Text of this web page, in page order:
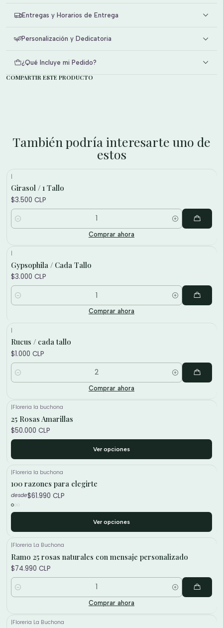
Entregas y Horarios de Entrega
Personalización y Dedicatoria
¿Qué Incluye mi Pedido?
COMPARTIR ESTE PRODUCTO
También podría interesarte uno de
estos
|
Girasol / 1 Tallo
$3.500 CLP
Cantidad
Comprar ahora
|
Gypsophila / Cada Tallo
$3.000 CLP
Cantidad
Comprar ahora
|
Rucus / cada tallo
$1.000 CLP
Cantidad
Comprar ahora
|Floreria la buchona
25 Rosas Amarillas
$50.000 CLP
Ver opciones
|Floreria la buchona
100 razones para elegirte
desde$61.990 CLP
Ver opciones
|Floreria La Buchona
Ramo 25 rosas naturales con mensaje personalizado
$74.990 CLP
Cantidad
Comprar ahora
|Floreria La Buchona